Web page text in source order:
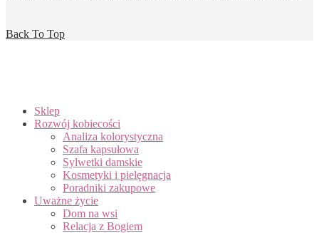
Back To Top
Sklep
Rozwój kobiecości
Analiza kolorystyczna
Szafa kapsułowa
Sylwetki damskie
Kosmetyki i pielęgnacja
Poradniki zakupowe
Uważne życie
Dom na wsi
Relacja z Bogiem